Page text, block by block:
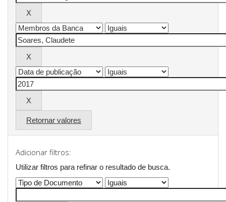
Retornar valores
Adicionar filtros:
Utilizar filtros para refinar o resultado de busca.